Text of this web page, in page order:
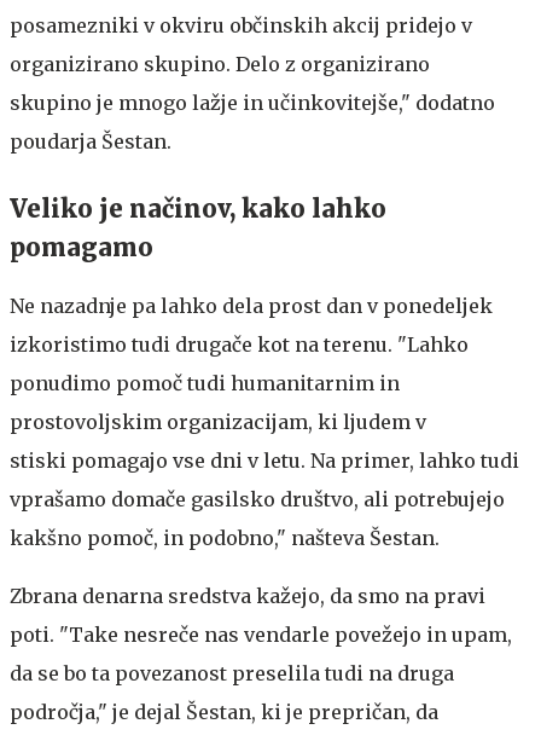
posamezniki v okviru občinskih akcij pridejo v
organizirano skupino. Delo z organizirano
skupino je mnogo lažje in učinkovitejše," dodatno
poudarja Šestan.
Veliko je načinov, kako lahko
pomagamo
Ne nazadnje pa lahko dela prost dan v ponedeljek
izkoristimo tudi drugače kot na terenu. "Lahko
ponudimo pomoč tudi humanitarnim in
prostovoljskim organizacijam, ki ljudem v
stiski pomagajo vse dni v letu. Na primer, lahko tudi
vprašamo domače gasilsko društvo, ali potrebujejo
kakšno pomoč, in podobno," našteva Šestan.
Zbrana denarna sredstva kažejo, da smo na pravi
poti. "Take nesreče nas vendarle povežejo in upam,
da se bo ta povezanost preselila tudi na druga
področja," je dejal Šestan, ki je prepričan, da